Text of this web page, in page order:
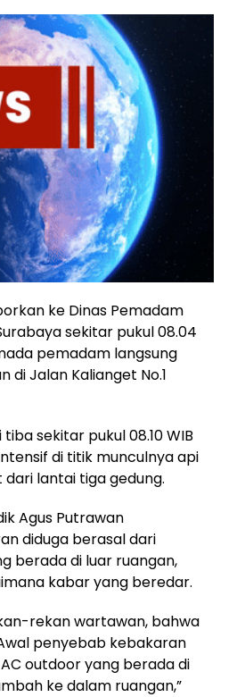
ke Dinas Pemadam
sekitar pukul 08.04
pemadam langsung
di Jalan Kalianget No.1
sekitar pukul 08.10 WIB
di titik munculnya api
lantai tiga gedung.
Agus Putrawan
diduga berasal dari
berada di luar ruangan,
kabar yang beredar.
rekan wartawan, bahwa
penyebab kebakaran
outdoor yang berada di
ke dalam ruangan,”